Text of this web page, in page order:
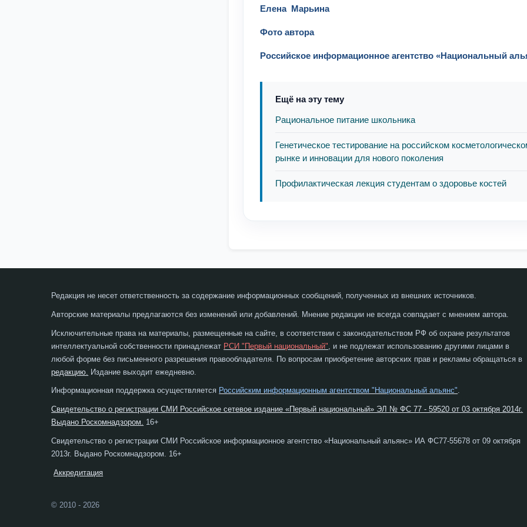
Елена Марьина
Фото автора
Российское информационное агентство «Национальный
Ещё на эту тему
Рациональное питание школьника
Генетическое тестирование на российском
рынке и инновации для нового поколения
Профилактическая лекция студентам о здоровье костей
Редакция не несет ответственность за содержание информационных сообщений, полученных из внешних источников.
Авторские материалы предлагаются без изменений или добавлений. Мнение редакции не всегда совпадает с мнением автора.
Исключительные права на материалы, размещенные на сайте, в соответствии с законодательством РФ об охране результатов
интеллектуальной собственности принадлежат РСИ "Первый национальный" , и не подлежат использованию другими лицами в
любой форме без письменного разрешения правообладателя. По вопросам приобретение авторских прав и рекламы обращаться в
редакцию. Издание выходит ежедневно.
Информационная поддержка осуществляется Российским информационным агентством "Национальный альянс".
Свидетельство о регистрации СМИ Российское сетевое издание «Первый национальный» ЭЛ № ФС 77 - 59520 от 03 октября 2014г.
Выдано Роскомнадзором. 16+
Свидетельство о регистрации СМИ Российское информационное агентство «Национальный альянс» ИА ФС77-55678 от 09 октября
2013г. Выдано Роскомнадзором. 16+
Аккредитация
© 2010 - 2026